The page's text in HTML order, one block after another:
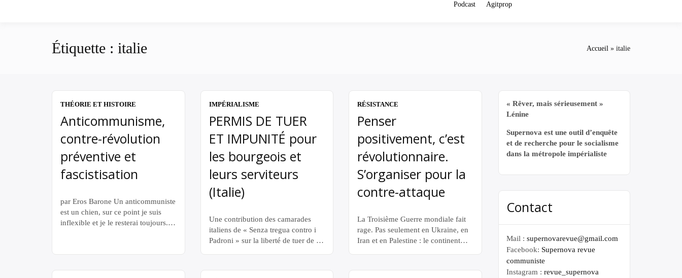
Podcast Agitprop
Étiquette : italie Accueil italie
THÉORIE ET HISTOIRE
Anticommunisme,
contre-révolution
préventive et
fascistisation
par Eros Barone Un anticommuniste
est un chien, sur ce point je suis
inflexible et je le resterai toujours.
IMPÉRIALISME
PERMIS DE TUER
ET IMPUNITÉ pour
les bourgeois et
leurs serviteurs
(Italie)
Une contribution des camarades
italiens de « Senza tregua contro i
Padroni » sur la liberté de tuer de la
RÉSISTANCE
Penser
positivement, c’est
révolutionnaire.
S’organiser pour la
contre-attaque
La Troisième Guerre mondiale fait
rage. Pas seulement en Ukraine, en
Iran et en Palestine : le continent
« Rêver, mais sérieusement »
Lénine
Supernova est une outil d’enquête
et de recherche pour le socialisme
dans la métropole impérialiste
Contact
Mail : supernovarevue@gmail.com
Facebook: Supernova revue
communiste
Instagram : revue_supernova